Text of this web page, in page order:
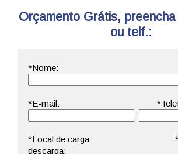
Orçamento Grátis,
ou telf.: